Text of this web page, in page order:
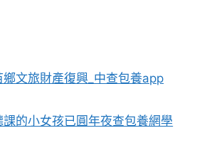
文旅財產復興_中查包養app
課的小女孩已圓年夜查包養網學